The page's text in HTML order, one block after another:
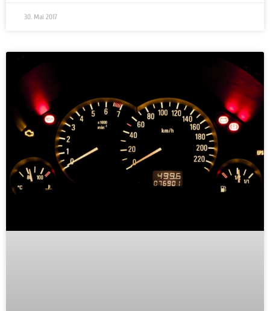
30. Mai 2017